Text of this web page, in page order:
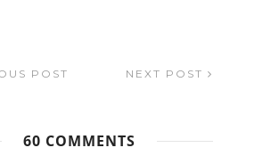
POST NEXT POST
60 COMMENTS